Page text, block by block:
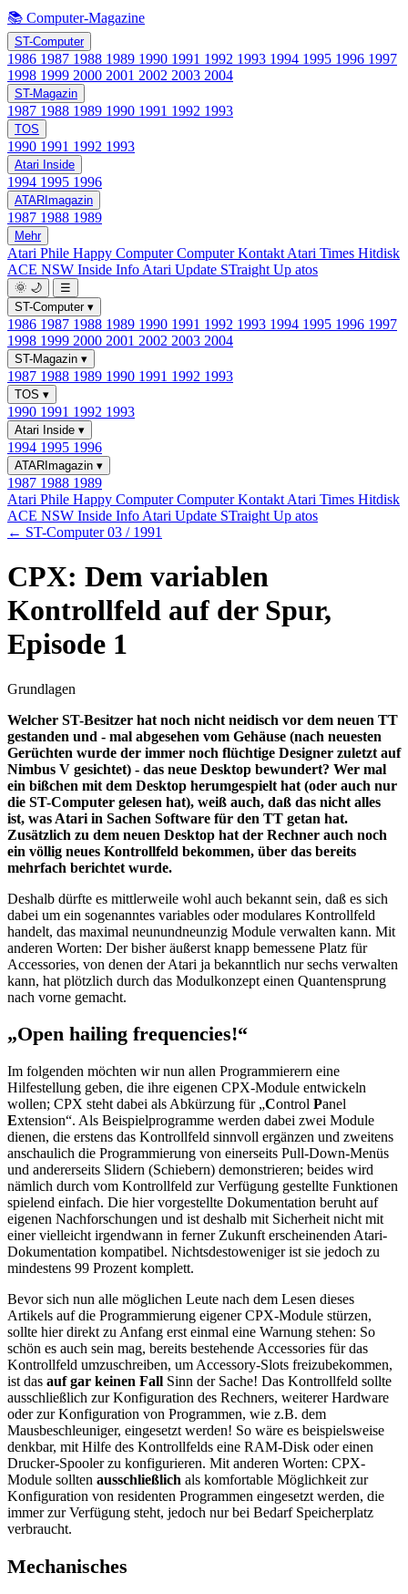
📚 Computer-Magazine
ST-Computer
1986 1987 1988 1989 1990 1991 1992 1993 1994 1995 1996 1997
1998 1999 2000 2001 2002 2003 2004
ST-Magazin
1987 1988 1989 1990 1991 1992 1993
TOS
1990 1991 1992 1993
Atari Inside
1994 1995 1996
ATARImagazin
1987 1988 1989
Mehr
Atari Phile Happy ComputerComputer Kontakt Atari Times Hitdisk
ACE NSW Inside Info Atari Update STraight Up atos
🌞 🌙
☰
ST-Computer ▾
1986 1987 1988 1989 1990 1991 1992 1993 1994 1995 1996 1997
1998 1999 2000 2001 2002 2003 2004
ST-Magazin ▾
1987 1988 1989 1990 1991 1992 1993
TOS ▾
1990 1991 1992 1993
Atari Inside ▾
1994 1995 1996
ATARImagazin ▾
1987 1988 1989
Atari Phile Happy ComputerComputer Kontakt Atari Times Hitdisk
ACE NSW Inside Info Atari Update STraight Up atos
← ST-Computer 03 / 1991
CPX: Dem variablen
Kontrollfeld auf der Spur,
Episode 1
Grundlagen
Welcher ST-Besitzer hat noch nicht neidisch vor dem neuen TT
gestanden und - mal abgesehen vom Gehäuse (nach neuesten
Gerüchten wurde der immer noch flüchtige Designer zuletzt auf
Nimbus V gesichtet) - das neue Desktop bewundert? Wer mal
ein bißchen mit dem Desktop herumgespielt hat (oder auch nur
die ST-Computer gelesen hat), weiß auch, daß das nicht alles
ist, was Atari in Sachen Software für den TT getan hat.
Zusätzlich zu dem neuen Desktop hat der Rechner auch noch
ein völlig neues Kontrollfeld bekommen, über das bereits
mehrfach berichtet wurde.
Deshalb dürfte es mittlerweile wohl auch bekannt sein, daß es sich
dabei um ein sogenanntes variables oder modulares Kontrollfeld
handelt, das maximal neunundneunzig Module verwalten kann. Mit
anderen Worten: Der bisher äußerst knapp bemessene Platz für
Accessories, von denen der Atari ja bekanntlich nur sechs verwalten
kann, hat plötzlich durch das Modulkonzept einen Quantensprung
nach vorne gemacht.
„Open hailing frequencies!“
Im folgenden möchten wir nun allen Programmierern eine
Hilfestellung geben, die ihre eigenen CPX-Module entwickeln
wollen; CPX steht dabei als Abkürzung für „Control Panel
Extension“. Als Beispielprogramme werden dabei zwei Module
dienen, die erstens das Kontrollfeld sinnvoll ergänzen und zweitens
anschaulich die Programmierung von einerseits Pull-Down-Menüs
und andererseits Slidern (Schiebern) demonstrieren; beides wird
nämlich durch vom Kontrollfeld zur Verfügung gestellte Funktionen
spielend einfach. Die hier vorgestellte Dokumentation beruht auf
eigenen Nachforschungen und ist deshalb mit Sicherheit nicht mit
einer vielleicht irgendwann in ferner Zukunft erscheinenden Atari-
Dokumentation kompatibel. Nichtsdestoweniger ist sie jedoch zu
mindestens 99 Prozent komplett.
Bevor sich nun alle möglichen Leute nach dem Lesen dieses
Artikels auf die Programmierung eigener CPX-Module stürzen,
sollte hier direkt zu Anfang erst einmal eine Warnung stehen: So
schön es auch sein mag, bereits bestehende Accessories für das
Kontrollfeld umzuschreiben, um Accessory-Slots freizubekommen,
ist das auf gar keinen Fall Sinn der Sache! Das Kontrollfeld sollte
ausschließlich zur Konfiguration des Rechners, weiterer Hardware
oder zur Konfiguration von Programmen, wie z.B. dem
Mausbeschleuniger, eingesetzt werden! So wäre es beispielsweise
denkbar, mit Hilfe des Kontrollfelds eine RAM-Disk oder einen
Drucker-Spooler zu konfigurieren. Mit anderen Worten: CPX-
Module sollten ausschließlich als komfortable Möglichkeit zur
Konfiguration von residenten Programmen eingesetzt werden, die
immer zur Verfügung steht, jedoch nur bei Bedarf Speicherplatz
verbraucht.
Mechanisches